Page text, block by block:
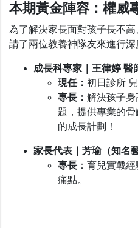
本期黃金陣容：權威
為了解決家長面對孩子長不
請了兩位教養神隊友來進行深
成長科專家｜王律婷 醫
現任： 初日診所
專長： 解決孩子身
題，提供專業的
的成長計劃！
家長代表｜芳瑜（知名
專長 ：育兒實戰
痛點。